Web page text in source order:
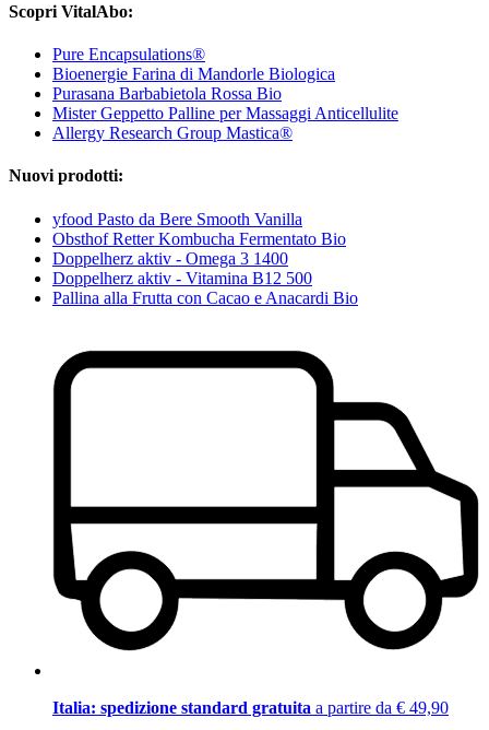
Scopri VitalAbo:
Pure Encapsulations®
Bioenergie Farina di Mandorle Biologica
Purasana Barbabietola Rossa Bio
Mister Geppetto Palline per Massaggi Anticellulite
Allergy Research Group Mastica®
Nuovi prodotti:
yfood Pasto da Bere Smooth Vanilla
Obsthof Retter Kombucha Fermentato Bio
Doppelherz aktiv - Omega 3 1400
Doppelherz aktiv - Vitamina B12 500
Pallina alla Frutta con Cacao e Anacardi Bio
Italia: spedizione standard gratuita a partire da € 49,90